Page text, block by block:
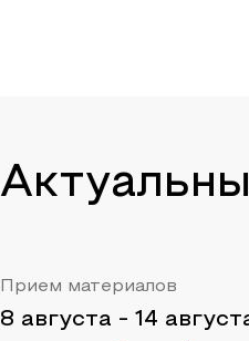
Прием материалов
8 августа - 14